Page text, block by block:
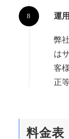
運
弊
は
客
正
料